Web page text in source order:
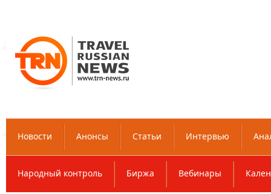
Новости Анонсы Статьи Интервью
Народный контроль Биржа Вебинары